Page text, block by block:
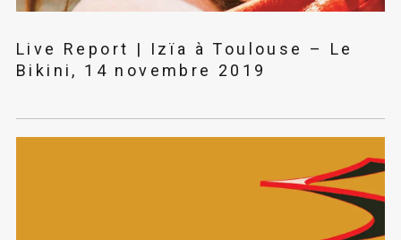
Live Report | Izïa à Toulouse – Le
Bikini, 14 novembre 2019